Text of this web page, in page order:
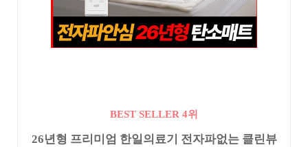
BEST SELLER 4위
26년형 프리미엄 한일의료기 전자파없는 클린뷰